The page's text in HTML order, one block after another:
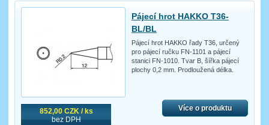
852,00 CZK / ks
bez DPH
Pájecí hrot HAKKO T36-
BL/BL
Pájecí hrot HAKKO řady T36, určený
pro pájecí ručku FN-1101 a pájecí
stanici FN-1010. Tvar B, šířka pájecí
plochy 0,2 mm. Prodloužená délka.
Více o produktu